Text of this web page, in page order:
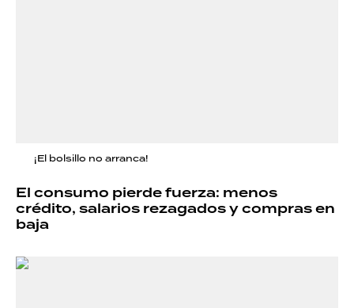
¡El bolsillo no arranca!
El consumo pierde fuerza: menos
crédito, salarios rezagados y compras en
baja